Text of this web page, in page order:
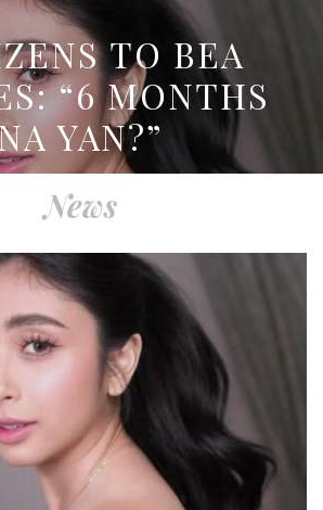
TO BEA
“6 MONTHS
YAN?”
News